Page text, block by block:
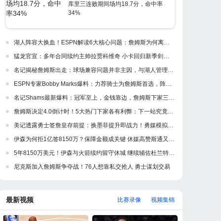
库里三连败期间场均18.7分，命中率
34%
湖人阵容大换血！ESPN解读6大核心问题：詹姆斯为何离开紫金军
猛龙官宣：多年合同续约主帅拉贾科维奇 小卡回归新季剑指冲冠
名记揭秘詹姆斯出走：球场兼容问题并非主因，与湖人管理层多年隔阂才是真正导火索
ESPN专家Bobby Marks爆料：力荐骑士为詹姆斯首选，阵容完美适配，家乡情怀加分
名记Shams最新爆料：冠军至上，金钱靠边，詹姆斯下家三强浮出水面
詹姆斯决定4.0倒计时！5大热门下家各有利弊：下一站究竟是何处？
美记透露勇士签詹皇存前提：换墨菲提升即战力！勇媒模拟5换1出3首轮
伊森为何拒1亿签8150万？保障金额成关键 休媒高赞斯通又一妙手
5年8150万美元！伊森与火箭续约留守休城 继续辅佐杜兰特冲冠
尼克斯加入詹姆斯争夺战！76人想靠私交抢人 勇士谋划交易
最新视频 视频集锦
比赛录像